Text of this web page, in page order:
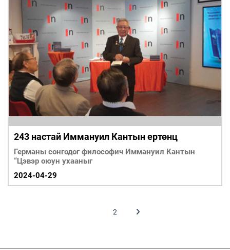
243 настай Иммануил Кантын ертөнц
Германы сонгодог философич Иммануил Кантын
“Цэвэр оюун ухааныг
2024-04-29
2